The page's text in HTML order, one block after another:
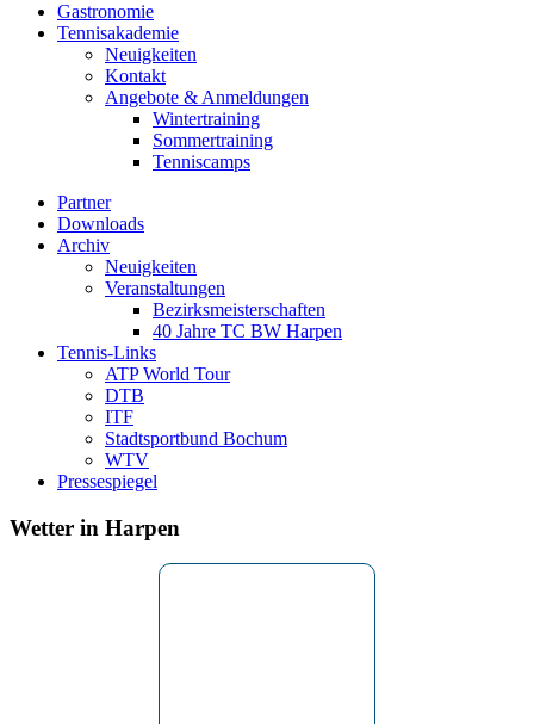
Gastronomie
Tennisakademie
Neuigkeiten
Kontakt
Angebote & Anmeldungen
Wintertraining
Sommertraining
Tenniscamps
Partner
Downloads
Archiv
Neuigkeiten
Veranstaltungen
Bezirksmeisterschaften
40 Jahre TC BW Harpen
Tennis-Links
ATP World Tour
DTB
ITF
Stadtsportbund Bochum
WTV
Pressespiegel
Wetter in Harpen